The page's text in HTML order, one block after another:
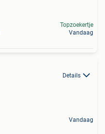
Topzoekertje
Vandaag
Details
Vandaag